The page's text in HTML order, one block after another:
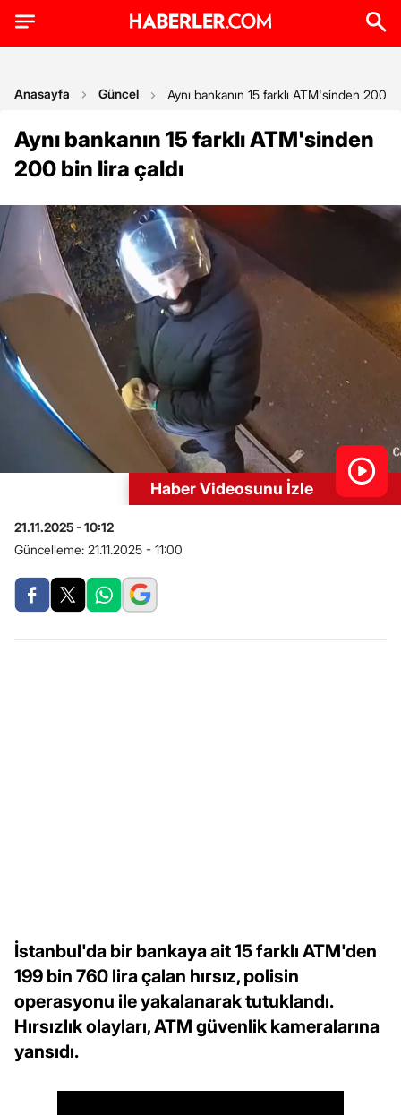
Anasayfa Güncel Aynı bankanın 15 farklı ATM'sinden 200
Aynı bankanın 15 farklı ATM'sinden
200 bin lira çaldı
Haber Videosunu İzle
21.11.2025 - 10:12
Güncelleme: 21.11.2025 - 11:00
İstanbul'da bir bankaya ait 15 farklı ATM'den
199 bin 760 lira çalan hırsız, polisin
operasyonu ile yakalanarak tutuklandı.
Hırsızlık olayları, ATM güvenlik kameralarına
yansıdı.